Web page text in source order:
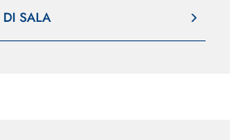
SALA